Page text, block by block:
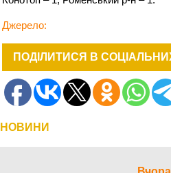
Джерело:
ПОДІЛИТИСЯ В
НОВИНИ